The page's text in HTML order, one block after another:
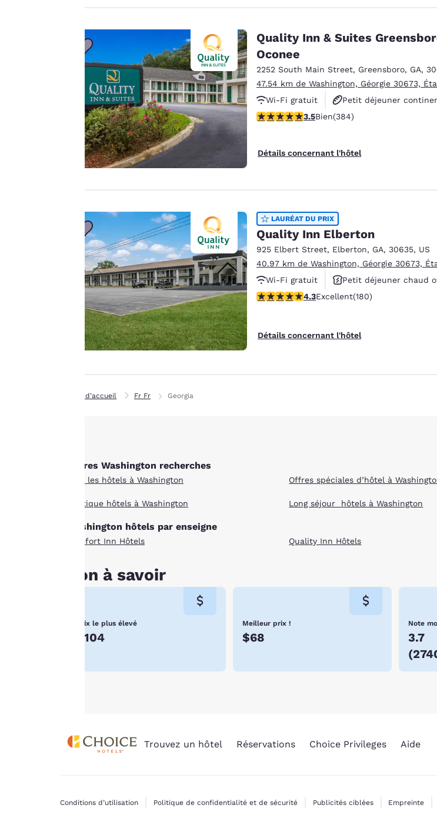
Quality Inn & Suites
Oconee
2252 South Main Street, Greensboro, GA,
47.54 km de Washington, Géorgie 30673,
Wi-Fi gratuit
Petit déjeuner
Petit déjeuner chaud offert
3.54 étoiles. Bien. 384 commentaires
3.5Bien(384)
Détails concernant l'hôtel
LAURÉAT DU PRIX
Quality Inn Elberton
925 Elbert Street, Elberton, GA, 30635, US
40.97 km de Washington, Géorgie 30673,
Wi-Fi gratuit
Petit déjeuner chaud
Animaux acceptés
4.25 étoiles. Excellent. 180 commentaires
4.3Excellent(180)
Détails concernant l'hôtel
Page d’accueil Fr Fr Georgia
Autres Washington recherches
Tous les hôtels à Washington
Boutique hôtels à Washington
Offres spéciales d’hôtel à
Long séjour hôtels à Washington
Washington hôtels par enseigne
Comfort Inn Hôtels Quality Inn Hôtels
Bon à savoir
Prix le plus élevé
$104
Meilleur prix !
$68
Note
3.7
(
expérience en ligne
personnalisée en
envoyant des
fonction de vos
préférences de
navigation.
Autrement dit, nous
pouvons retenir des
informations vous
à vos intérêts et
continuer à
améliorer nos
services. Vous
pouvez modifier à
tout moment ces
paramètres en
consultant notre
« Politique en
matière de cookies »
cliquant sur
sur votre appareil.
En cliquant sur
cookies pour
lesquels le
requis ne seront pas
stockés sur votre
d’informations,
Accepter tous les cookies Refuser tous les cookies
Trouvez un hôtel Réservations Choice Privileges Aide
Conditions d’utilisation Politique de confidentialité et de sécurité Publicités ciblées Empreinte